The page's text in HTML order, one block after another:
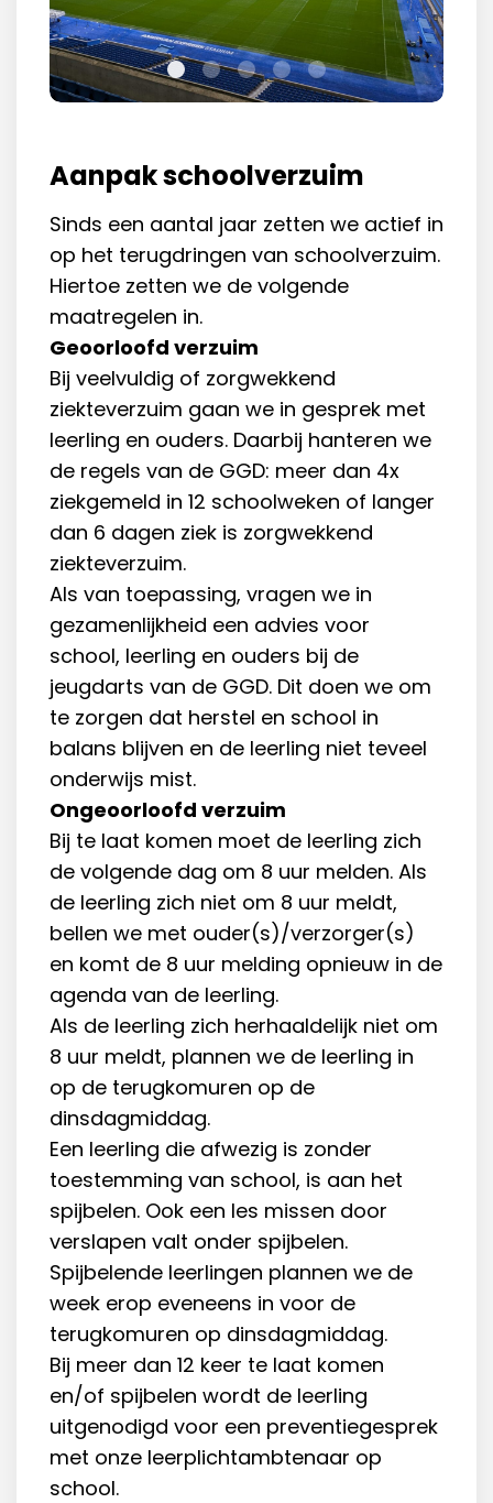
Aanpak schoolverzuim
Sinds een aantal jaar zetten we actief in
op het terugdringen van schoolverzuim.
Hiertoe zetten we de volgende
maatregelen in.
Geoorloofd verzuim
Bij veelvuldig of zorgwekkend
ziekteverzuim gaan we in gesprek met
leerling en ouders. Daarbij hanteren we
de regels van de GGD: meer dan 4x
ziekgemeld in 12 schoolweken of langer
dan 6 dagen ziek is zorgwekkend
ziekteverzuim.
Als van toepassing, vragen we in
gezamenlijkheid een advies voor
school, leerling en ouders bij de
jeugdarts van de GGD. Dit doen we om
te zorgen dat herstel en school in
balans blijven en de leerling niet teveel
onderwijs mist.
Ongeoorloofd verzuim
Bij te laat komen moet de leerling zich
de volgende dag om 8 uur melden. Als
de leerling zich niet om 8 uur meldt,
bellen we met ouder(s)/verzorger(s)
en komt de 8 uur melding opnieuw in de
agenda van de leerling.
Als de leerling zich herhaaldelijk niet om
8 uur meldt, plannen we de leerling in
op de terugkomuren op de
dinsdagmiddag.
Een leerling die afwezig is zonder
toestemming van school, is aan het
spijbelen. Ook een les missen door
verslapen valt onder spijbelen.
Spijbelende leerlingen plannen we de
week erop eveneens in voor de
terugkomuren op dinsdagmiddag.
Bij meer dan 12 keer te laat komen
en/of spijbelen wordt de leerling
uitgenodigd voor een preventiegesprek
met onze leerplichtambtenaar op
school.